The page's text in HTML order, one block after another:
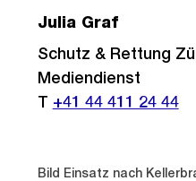
Julia Graf
Schutz & Rettung
Mediendienst
T +41 44 411 24 44
Bild Einsatz nach